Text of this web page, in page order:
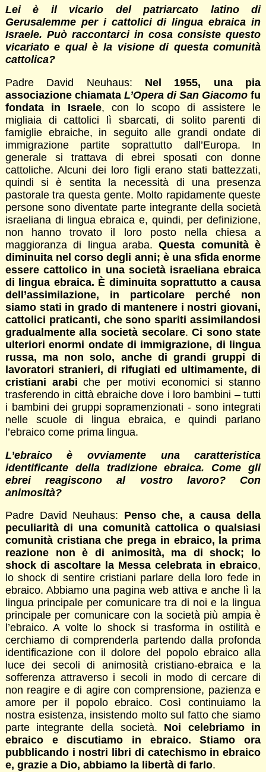
Lei è il vicario del patriarcato latino di
Gerusalemme per i cattolici di lingua ebraica in
Israele. Può raccontarci in cosa consiste questo
vicariato e qual è la visione di questa comunità
cattolica?
Padre David Neuhaus: Nel 1955, una pia
associazione chiamata L’Opera di San Giacomo fu
fondata in Israele, con lo scopo di assistere le
migliaia di cattolici lì sbarcati, di solito parenti di
famiglie ebraiche, in seguito alle grandi ondate di
immigrazione partite soprattutto dall’Europa. In
generale si trattava di ebrei sposati con donne
cattoliche. Alcuni dei loro figli erano stati battezzati,
quindi si è sentita la necessità di una presenza
pastorale tra questa gente. Molto rapidamente queste
persone sono diventate parte integrante della società
israeliana di lingua ebraica e, quindi, per definizione,
non hanno trovato il loro posto nella chiesa a
maggioranza di lingua araba.Questa comunità è
diminuita nel corso degli anni; è una sfida enorme
essere cattolico in una società israeliana ebraica
di lingua ebraica. È diminuita soprattutto a causa
dell’assimilazione, in particolare perché non
siamo stati in grado di mantenere i nostri giovani,
cattolici praticanti, che sono spariti assimilandosi
gradualmente alla società secolare.Ci sono state
ulteriori enormi ondate di immigrazione, di lingua
russa, ma non solo, anche di grandi gruppi di
lavoratori stranieri, di rifugiati ed ultimamente, di
cristiani arabi che per motivi economici si stanno
trasferendo in città ebraiche dove i loro bambini – tutti
i bambini dei gruppi sopramenzionati - sono integrati
nelle scuole di lingua ebraica, e quindi parlano
l’ebraico come prima lingua.
L’ebraico è ovviamente una caratteristica
identificante della tradizione ebraica. Come gli
ebrei reagiscono al vostro lavoro? Con
animosità?
Padre David Neuhaus: Penso che, a causa della
peculiarità di una comunità cattolica o qualsiasi
comunità cristiana che prega in ebraico, la prima
reazione non è di animosità, ma di shock; lo
shock di ascoltare la Messa celebrata in ebraico,
lo shock di sentire cristiani parlare della loro fede in
ebraico. Abbiamo una pagina web attiva e anche lì la
lingua principale per comunicare tra di noi e la lingua
principale per comunicare con la società più ampia è
l’ebraico. A volte lo shock si trasforma in ostilità e
cerchiamo di comprenderla partendo dalla profonda
identificazione con il dolore del popolo ebraico alla
luce dei secoli di animosità cristiano-ebraica e la
sofferenza attraverso i secoli in modo di cercare di
non reagire e di agire con comprensione, pazienza e
amore per il popolo ebraico. Così continuiamo la
nostra esistenza, insistendo molto sul fatto che siamo
parte integrante della società. Noi celebriamo in
ebraico e discutiamo in ebraico. Stiamo ora
pubblicando i nostri libri di catechismo in ebraico
e, grazie a Dio, abbiamo la libertà di farlo.